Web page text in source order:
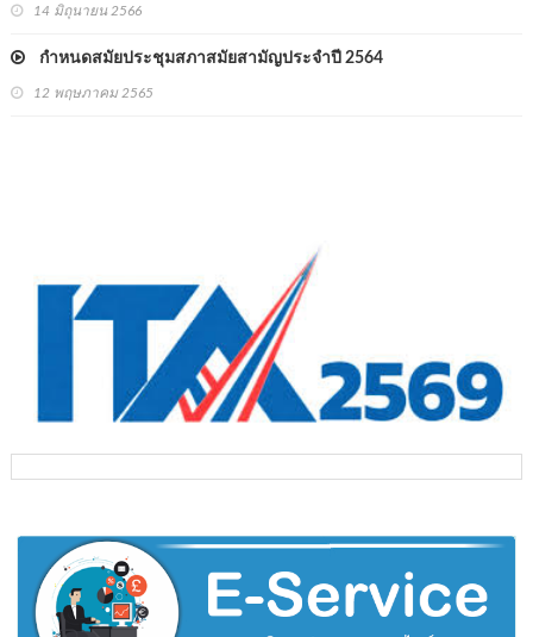
14 มิถุนายน 2566
กำหนดสมัยประชุมสภาสมัยสามัญประจำปี 2564
12 พฤษภาคม 2565